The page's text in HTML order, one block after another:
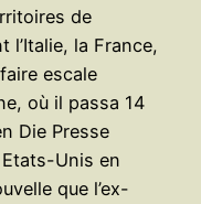
de
l’Italie, la France,
escale
où il passa 14
Die Presse
Etats-Unis en
que l’ex-